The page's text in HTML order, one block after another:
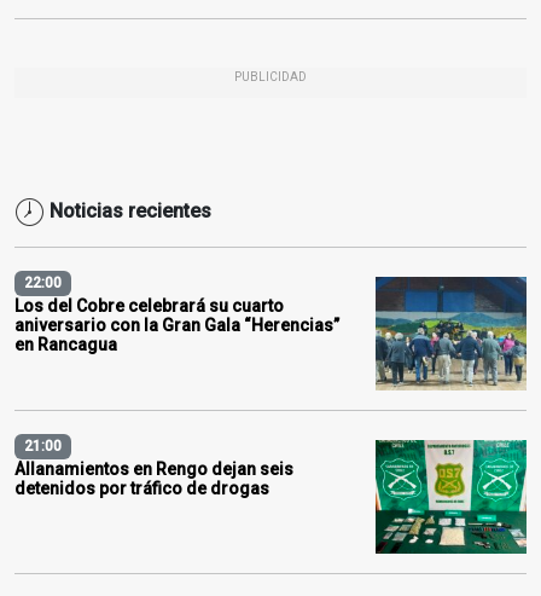
PUBLICIDAD
Noticias recientes
22:00
Los del Cobre celebrará su cuarto
aniversario con la Gran Gala “Herencias”
en Rancagua
21:00
Allanamientos en Rengo dejan seis
detenidos por tráfico de drogas